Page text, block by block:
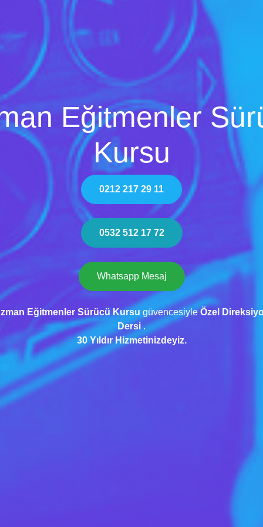
Eğitmenler
Kursu
0212 217 29 11
0532 512 17 72
Whatsapp Mesaj
Eğitmenler Sürücü Kursu güvencesiyleÖzel
Dersi.
30 Yıldır Hizmetinizdeyiz.